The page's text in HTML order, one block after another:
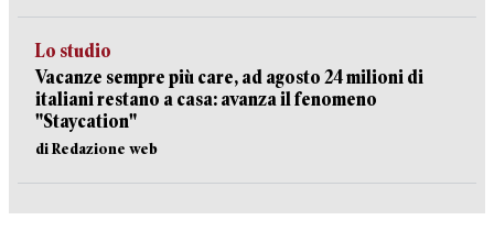
Lo studio
Vacanze sempre più care, ad agosto 24 milioni di
italiani restano a casa: avanza il fenomeno
"Staycation"
di Redazione web